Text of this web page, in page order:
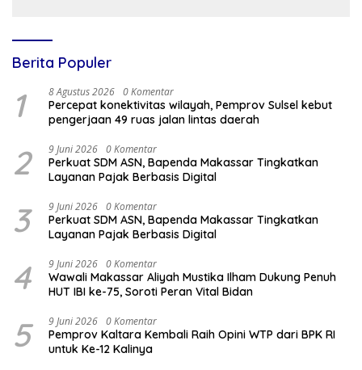
Berita Populer
1 8 Agustus 2026 0 Komentar
Percepat konektivitas wilayah, Pemprov Sulsel kebut
pengerjaan 49 ruas jalan lintas daerah
2 9 Juni 2026 0 Komentar
Perkuat SDM ASN, Bapenda Makassar Tingkatkan
Layanan Pajak Berbasis Digital
3 9 Juni 2026 0 Komentar
Perkuat SDM ASN, Bapenda Makassar Tingkatkan
Layanan Pajak Berbasis Digital
4 9 Juni 2026 0 Komentar
Wawali Makassar Aliyah Mustika Ilham Dukung Penuh
HUT IBI ke-75, Soroti Peran Vital Bidan
5 9 Juni 2026 0 Komentar
Pemprov Kaltara Kembali Raih Opini WTP dari BPK RI
untuk Ke-12 Kalinya